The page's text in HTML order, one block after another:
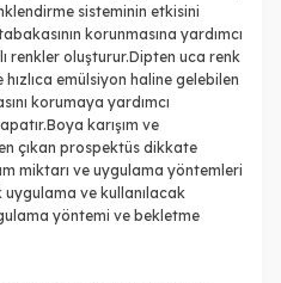
sisteminin etkisini
korunmasına yardımcı
renkler oluşturur.Dipten uca renk
emülsiyon haline gelebilen
korumaya yardımcı
karışım ve
çıkan prospektüs dikkate
miktarı ve uygulama yöntemleri
ve kullanılacak
yöntemi ve bekletme